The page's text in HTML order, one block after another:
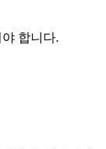
합니다.